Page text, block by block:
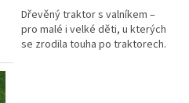
Dřevěný traktor s valníkem –
pro malé i velké děti, u kterých
se zrodila touha po traktorech.